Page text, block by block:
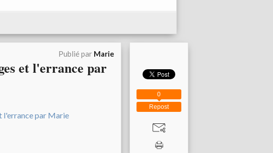
Publié par Marie
et l'errance par
Repost
0